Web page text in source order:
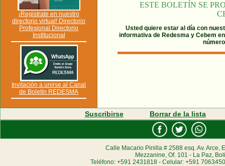
¡Registrate en nuestro
directorio virtual! Directorio
Profesional Directorio
Institucional
Invitación a unirse al Canal
de Boletín REDESMA
ESTE BOLETÍN SE
Usted quiere estar al día con
informativa de Redesma y Cebem
Suscribirse Borrar de la lista
Calle Macario Pinilla # 2588 esq. Av. Arce,
Mezzanine, Of. 101 - La Paz,
Teléfono: +591 2431818 - Celular: +591